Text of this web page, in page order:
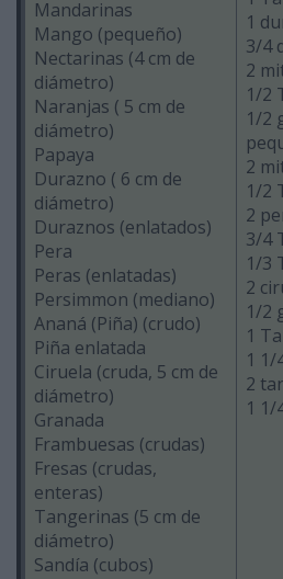
Mandarinas
Mango (pequeño)
Nectarinas (4 cm de
diámetro)
Naranjas ( 5 cm de
diámetro)
Papaya
Durazno ( 6 cm de
diámetro)
Duraznos (enlatados)
Pera
Peras (enlatadas)
Persimmon (mediano)
Ananá (Piña) (crudo)
Piña enlatada
Ciruela (cruda, 5 cm de
diámetro)
Granada
Frambuesas (crudas)
Fresas (crudas,
enteras)
Tangerinas (5 cm de
diámetro)
Sandía (cubos)
1
3/4
2
1/2
1/2
2
1/2
2
3/4
1/3
2
1/2
1
1 1/
2
1 1/